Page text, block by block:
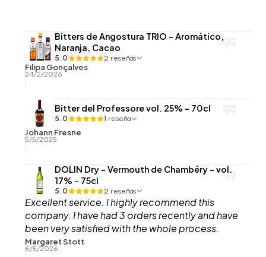
Bitters de Angostura TRIO - Aromático,
Naranja, Cacao
5.0 2 reseñas
Filipa Gonçalves
24/2/2026
Bitter del Professore vol. 25% - 70cl
5.0 1 reseña
Johann Fresne
5/5/2025
DOLIN Dry - Vermouth de Chambéry - vol.
17% - 75cl
5.0 2 reseñas
Excellent service. I highly recommend this
company. I have had 3 orders recently and have
been very satisfied with the whole process.
Thank you.
Margaret Stott
6/5/2026